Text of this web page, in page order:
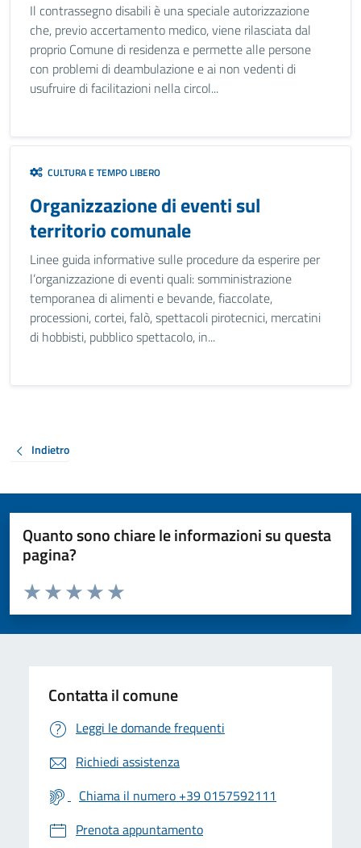
Il contrassegno disabili è una speciale autorizzazione
che, previo accertamento medico, viene rilasciata dal
proprio Comune di residenza e permette alle persone
con problemi di deambulazione e ai non vedenti di
usufruire di facilitazioni nella circol...
CULTURA E TEMPO LIBERO
Organizzazione di eventi sul
territorio comunale
Linee guida informative sulle procedure da esperire per
l’organizzazione di eventi quali: somministrazione
temporanea di alimenti e bevande, fiaccolate,
processioni, cortei, falò, spettacoli pirotecnici, mercatini
di hobbisti, pubblico spettacolo, in...
Indietro
Quanto sono chiare le informazioni su questa
pagina?
Valuta da 1 a 5 stelle la pagina
Valuta 5 stelle su 5
Valuta 4 stelle su 5
Valuta 3 stelle su 5
Valuta 2 stelle su 5
Valuta 1 stelle su 5
Contatta il comune
Leggi le domande frequenti
Richiedi assistenza
Chiama il numero +39 0157592111
Prenota appuntamento